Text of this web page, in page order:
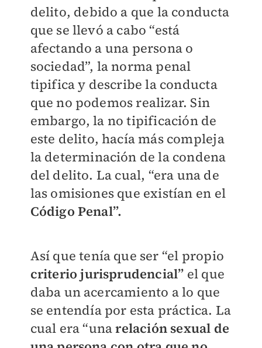
delito, debido a que la conducta
que se llevó a cabo “está
afectando a una persona o
sociedad”, la norma penal
tipifica y describe la conducta
que no podemos realizar. Sin
embargo, la no tipificación de
este delito, hacía más compleja
la determinación de la condena
del delito. La cual, “era una de
las omisiones que existían en el
Código Penal”.
Así que tenía que ser “el propio
criterio jurisprudencial” el que
daba un acercamiento a lo que
se entendía por esta práctica. La
cual era “unarelación sexual de